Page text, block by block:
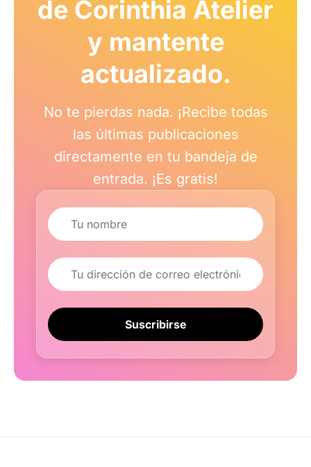
de Corinthia Atelier
y mantente
actualizado.
No te pierdas nada. ¡Recibe todas
las últimas publicaciones
directamente en tu bandeja de
entrada. ¡Es gratis!
Nombre
Correo electrónico
Suscribirse